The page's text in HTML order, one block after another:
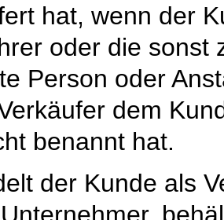
hat, wenn der
oder die sonst
Person oder
dem
benannt hat.
der Kunde als